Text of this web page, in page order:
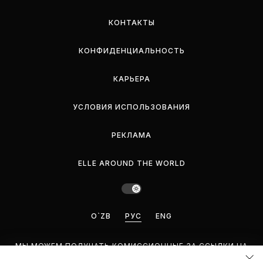
КОНТАКТЫ
КОНФИДЕНЦИАЛЬНОСТЬ
КАРЬЕРА
УСЛОВИЯ ИСПОЛЬЗОВАНИЯ
РЕКЛАМА
ELLE AROUND THE WORLD
O`ZB РУС ENG
МЫ МОЖЕМ ПОЛУЧАТЬ КОМИССИОННЫЕ ЗА ССЫЛКИ НА